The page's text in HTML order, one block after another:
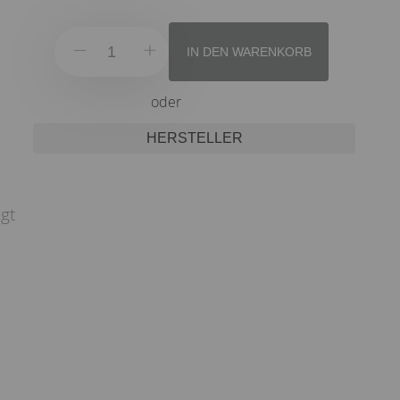
IN DEN WARENKORB
oder
HERSTELLER